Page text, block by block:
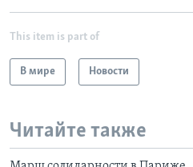
This item is part of
В мире Новости
Читайте также